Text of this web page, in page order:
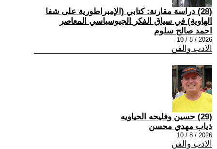
(28) دراسة مقارنة: كتابي (الإمبراطورية على شفا
الهاوية) في سياق الفكر الجيوسياسي المعاصر
احمد صالح سلوم
2026 / 8 / 10
الادب والفن
(29) حسين وفليحه الحياويه
ذياب مهدي محسن
2026 / 8 / 10
الادب والفن